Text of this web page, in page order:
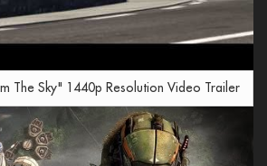
The Sky" 1440p Resolution Video Trailer